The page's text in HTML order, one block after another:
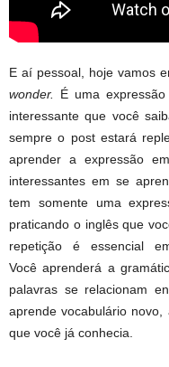
E aí pessoal, hoje vamos
wonder. É uma
interessante que você
sempre o post estará
aprender a expressão
interessantes em se
tem somente uma
praticando o inglês que
repetição é essencial
Você aprenderá a
palavras se relacionam
aprende vocabulário
que você já conhecia.